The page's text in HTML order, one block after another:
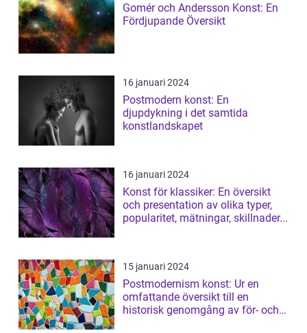
Gomér och Andersson Konst: En
Fördjupande Översikt
16 januari 2024
Postmodern konst: En
djupdykning i det samtida
konstlandskapet
16 januari 2024
Konst för klassiker: En översikt
och presentation av olika typer,
popularitet, mätningar, skillnader...
15 januari 2024
Postmodernism konst: Ur en
omfattande översikt till en
historisk genomgång av för- och